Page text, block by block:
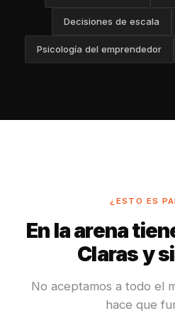
Decisiones de escala
Psicología del emprendedor
¿ESTO ES
En la arena
Claras y
No aceptamos a todo el
hace que